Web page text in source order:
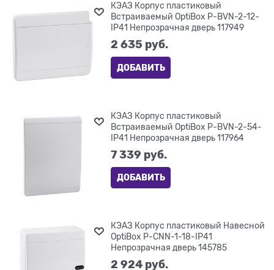
КЭАЗ Корпус пластиковый
Встраиваемый OptiBox P-BVN-2-12-
IP41 Непрозрачная дверь 117949
2 635 руб.
ДОБАВИТЬ
КЭАЗ Корпус пластиковый
Встраиваемый OptiBox P-BVN-2-54-
IP41 Непрозрачная дверь 117964
7 339 руб.
ДОБАВИТЬ
КЭАЗ Корпус пластиковый Навесной
OptiBox P-CNN-1-18-IP41
Непрозрачная дверь 145785
2 924 руб.